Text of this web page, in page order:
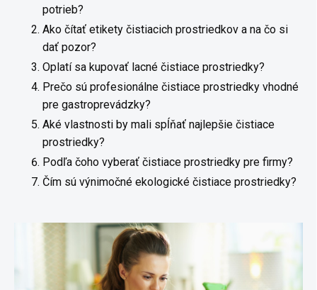
potrieb?
Ako čítať etikety čistiacich prostriedkov a na čo si
dať pozor?
Oplatí sa kupovať lacné čistiace prostriedky?
Prečo sú profesionálne čistiace prostriedky vhodné
pre gastroprevádzky?
Aké vlastnosti by mali spĺňať najlepšie čistiace
prostriedky?
Podľa čoho vyberať čistiace prostriedky pre firmy?
Čím sú výnimočné ekologické čistiace prostriedky?